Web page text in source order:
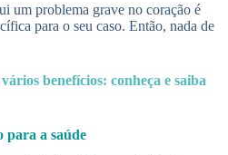
um problema grave no coração é
para o seu caso. Então, nada de
benefícios: conheça e saiba
para a saúde